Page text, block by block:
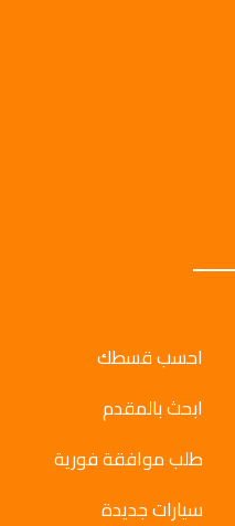
احسب قسطك
ابحث بالمقدم
طلب موافقة فورية
سيارات جديدة